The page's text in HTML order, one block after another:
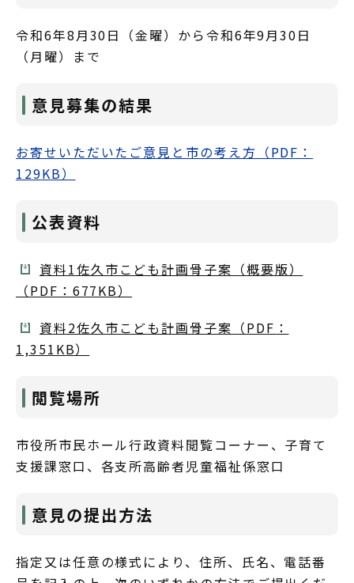
令和6年8月30日（金曜）から令和6年9月30日
（月曜）まで
意見募集の結果
お寄せいただいたご意見と市の考え方（PDF：
129KB）
公表資料
資料1佐久市こども計画骨子案（概要版）
（PDF：677KB）
資料2佐久市こども計画骨子案（PDF：
1,351KB）
閲覧場所
市役所市民ホール行政資料閲覧コーナー、子育て
支援課窓口、各支所高齢者児童福祉係窓口
意見の提出方法
指定又は任意の様式により、住所、氏名、電話番